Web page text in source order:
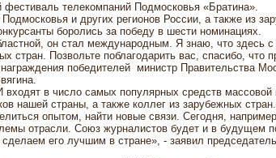
телекомпаний Подмосковья «Братина».
и других регионов России, а также из
боролись за победу в шести номинациях.
он стал международным. Я знаю, что здесь с
стран. Позвольте поблагодарить вас, спасибо, что
победителей министр Правительства
в число самых популярных средств
нашей страны, а также коллег из зарубежных
опытом, найти новые связи. Сегодня,
отрасли. Союз журналистов будет и в будущем
его лучшим в стране», - заявил